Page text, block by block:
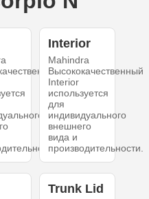
Interior
Mahindra
Высококачественный
Interior
используется
для
индивидуального
внешнего
вида и
производительности.
Trunk Lid